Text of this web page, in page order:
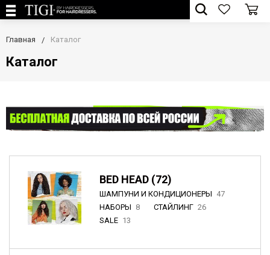
Главная Каталог
Каталог
BED HEAD (72)
ШАМПУНИ И КОНДИЦИОНЕРЫ 47
НАБОРЫ 8 СТАЙЛИНГ 26
SALE 13